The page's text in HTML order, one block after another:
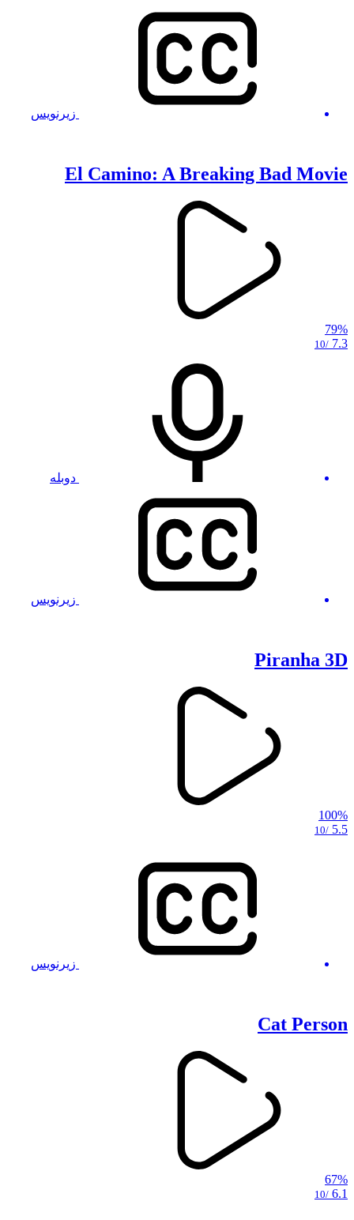
زیرنویس
El Camino: A Breaking Bad Movie
79%
7.3
/10
دوبله
زیرنویس
Piranha 3D
100%
5.5
/10
زیرنویس
Cat Person
67%
6.1
/10